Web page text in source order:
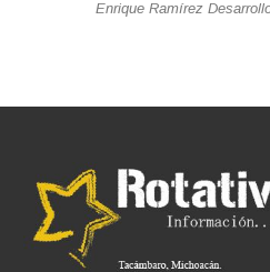
Enrique Ramírez